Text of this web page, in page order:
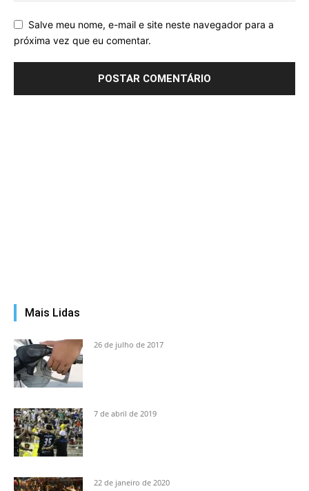
Salve meu nome, e-mail e site neste navegador para a
próxima vez que eu comentar.
Mais Lidas
26 de julho de 2017
7 de abril de 2019
22 de janeiro de 2020